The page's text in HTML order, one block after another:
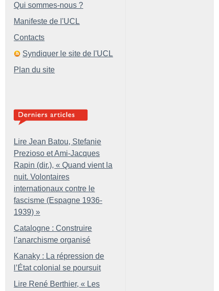
Qui sommes-nous ?
Manifeste de l'UCL
Contacts
Syndiquer le site de l'UCL
Plan du site
Lire Jean Batou, Stefanie
Prezioso et Ami-Jacques
Rapin (dir.), « Quand vient la
nuit. Volontaires
internationaux contre le
fascisme (Espagne 1936-
1939) »
Catalogne : Construire
l’anarchisme organisé
Kanaky : La répression de
l’État colonial se poursuit
Lire René Berthier, « Les